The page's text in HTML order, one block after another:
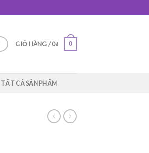
GIỎ HÀNG /0₫ 0
TẤT CẢ SẢN PHẨM